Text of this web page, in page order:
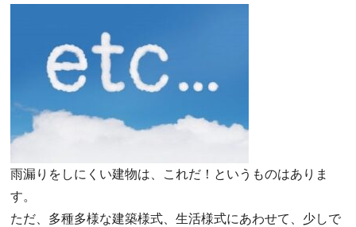
雨漏りをしにくい建物は、これだ！というものはありま
す。
ただ、多種多様な建築様式、生活様式にあわせて、少しで